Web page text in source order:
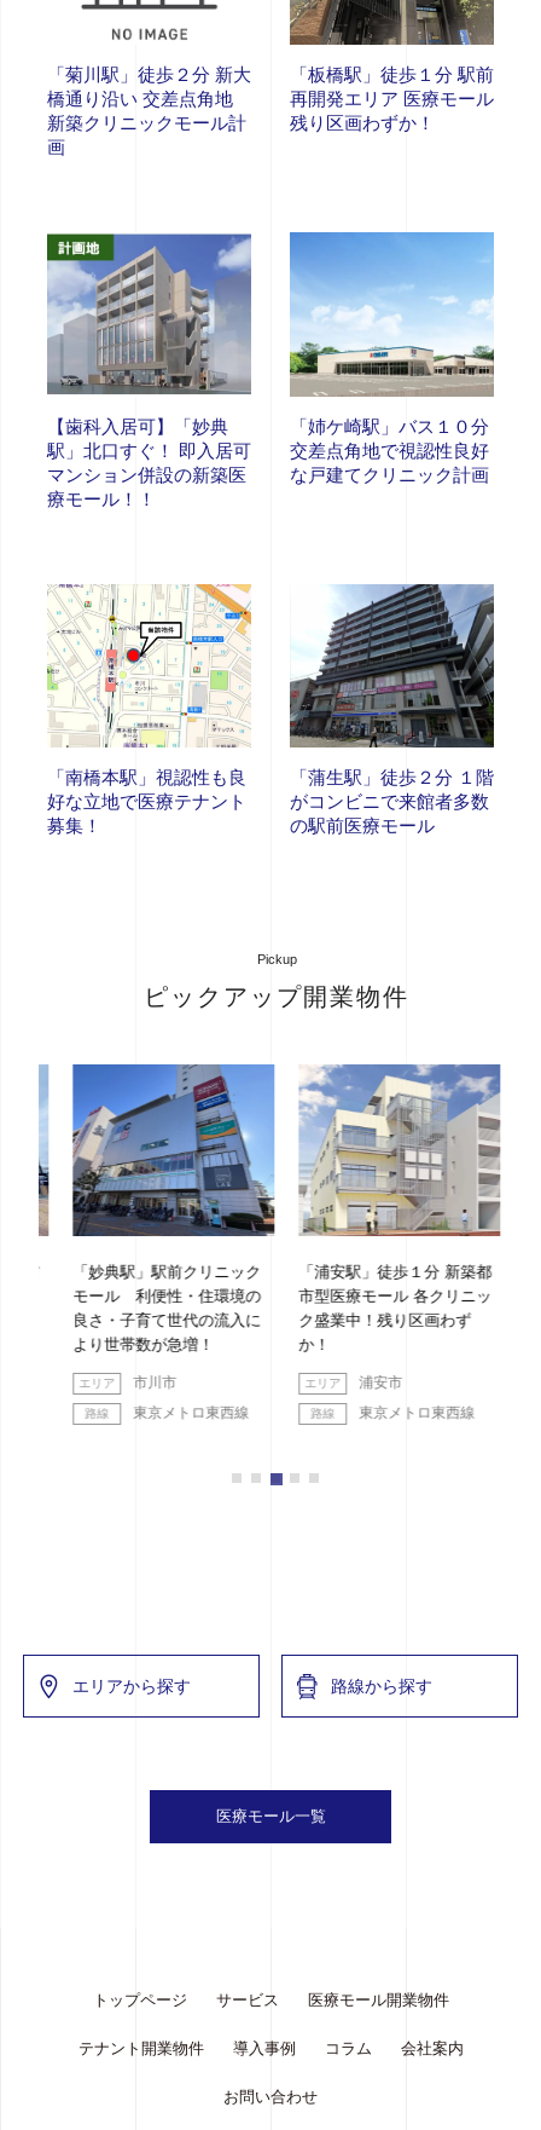
「菊川駅」徒歩２分 新大
橋通り沿い 交差点角地
新築クリニックモール計
画
「板橋駅」徒歩１分 駅前
再開発エリア 医療モール
残り区画わずか！
【歯科入居可】「妙典
駅」北口すぐ！ 即入居可
マンション併設の新築医
療モール！！
「姉ケ崎駅」バス１０分
交差点角地で視認性良好
な戸建てクリニック計画
「南橋本駅」視認性も良
好な立地で医療テナント
募集！
「蒲生駅」徒歩２分 １階
がコンビニで来館者多数
の駅前医療モール
Pickup
ピックアップ開業物件
「妙典駅」駅前クリニック
モール 利便性・住環境の
良さ・子育て世代の流入に
より世帯数が急増！
市川市
東京メトロ東西線
「浦安駅」徒歩１分 新築都
市型医療モール 各クリニッ
ク盛業中！残り区画わず
か！
浦安市
東京メトロ東西線
エリアから探す 路線から探す
医療モール一覧
トップページ サービス 医療モール開業物件
テナント開業物件 導入事例 コラム 会社案内
お問い合わせ